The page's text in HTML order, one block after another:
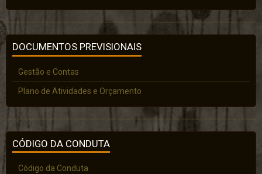
DOCUMENTOS PREVISIONAIS
Gestão e Contas
Plano de Atividades e Orçamento
CÓDIGO DA CONDUTA
Código da Conduta